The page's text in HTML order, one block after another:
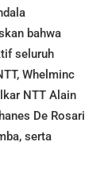
bahwa
seluruh
Whelminc
NTT Alain
De Rosari
serta